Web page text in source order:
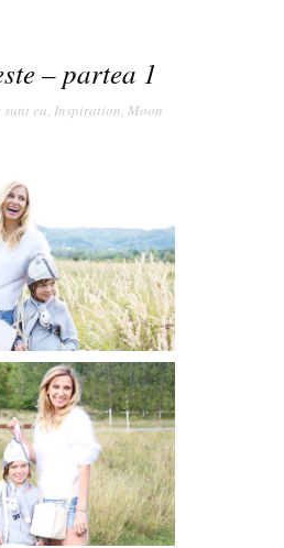
– partea 1
sunt eu, Inspiration, Moon